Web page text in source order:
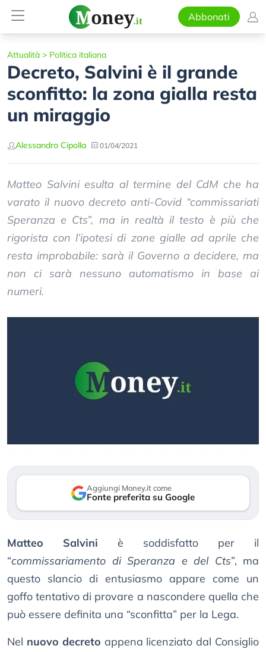
Abbonati
Attualità > Politica italiana
Decreto, Salvini è il grande
sconfitto: la zona gialla resta
un miraggio
Alessandro Cipolla 01/04/2021
Matteo Salvini esulta al termine del CdM che ha
varato il nuovo decreto anti-Covid “commissariati
Speranza e Cts”, ma in realtà il testo è più che
rigorista con l’ipotesi di zone gialle ad aprile che
resta improbabile: sarà il Governo a decidere, ma
non ci sarà nessuno automatismo in base ai
numeri.
Aggiungi Money.it come
Fonte preferita su Google
Matteo Salvini è soddisfatto per il
“commissariamento di Speranza e del Cts”, ma
questo slancio di entusiasmo appare come un
goffo tentativo di provare a nascondere quella che
può essere definita una “sconfitta” per la Lega.
Nel nuovo decreto appena licenziato dal Consiglio